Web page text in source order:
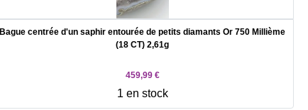
Bague centrée d'un saphir entourée de petits diamants Or 750 Millième
(18 CT) 2,61g
459,99 €
1 en stock